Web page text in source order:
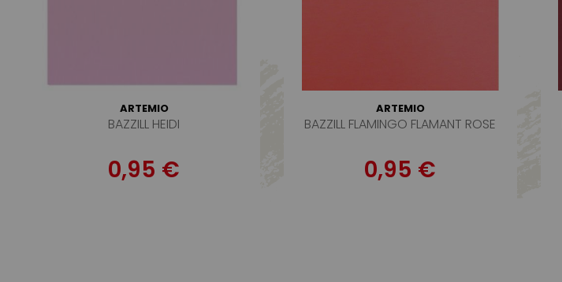
ARTEMIO
BAZZILL HEIDI
0,95 €
ARTEMIO
BAZZILL FLAMINGO FLAMANT ROSE
0,95 €